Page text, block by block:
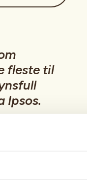
fleste til
Ipsos.
av reglene